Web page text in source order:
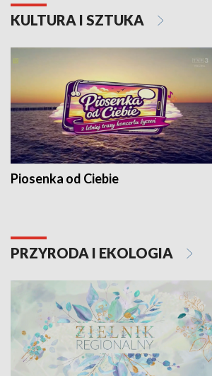
KULTURA I SZTUKA
Piosenka od Ciebie
PRZYRODA I EKOLOGIA